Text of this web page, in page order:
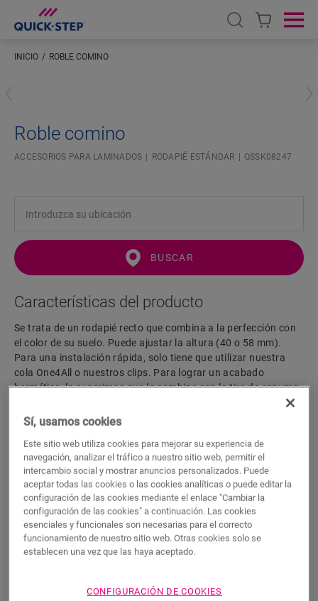
Open search
INICIO ROBLE COMINO
Roble comino
ACCESORIOS PARA LAMINADOS RODAPIÉ ESTÁNDAR QSSK08247
BUSCAR
Características del producto
Se trata de un rodapié recto que combina a la perfección con
el color de su suelo. Puede ajustar la altura (40 o 58 mm).
Para una instalación rápida, solo tiene que utilizar nuestra
cola One4All o nuestros clips. Para lograr un acabado
hermético, le sugerimos que lo combine con la tira de espuma,
el Hydrokit y el Hydrostrip. También está disponible en blanco,
listo para pintar (QSSKPAINT).
Dimensiones
Descargas
Sí, usamos cookies
Este sitio web utiliza cookies para mejorar su experiencia de
navegación, analizar el tráfico a nuestro sitio web, permitir el
intercambio social y mostrar anuncios personalizados. Puede
aceptar todas las cookies o las cookies analíticas o puede editar la
configuración de las cookies mediante el enlace "Cambiar la
configuración de las cookies" a continuación. Las cookies
esenciales y funcionales son necesarias para el correcto
funcionamiento de nuestro sitio web. Otras cookies solo se
establecen una vez que las haya aceptado.
CONFIGURACIÓN DE COOKIES